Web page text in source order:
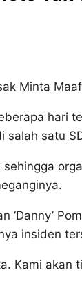
Minta
hari
salah satu
‘Danny’
insiden
Kami akan